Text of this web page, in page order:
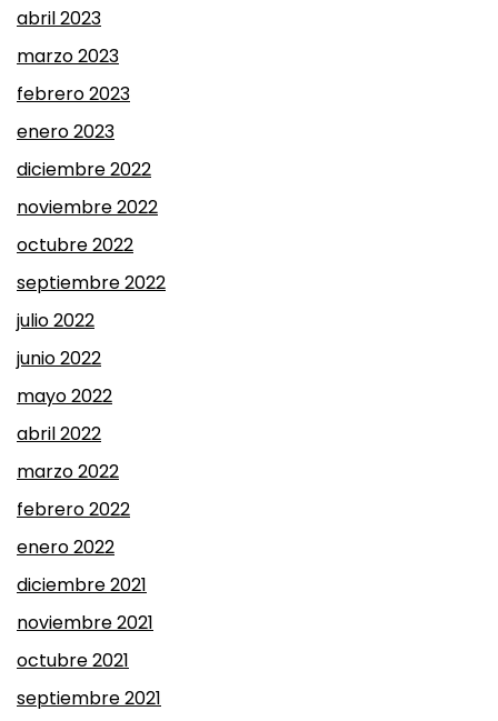
abril 2023
marzo 2023
febrero 2023
enero 2023
diciembre 2022
noviembre 2022
octubre 2022
septiembre 2022
julio 2022
junio 2022
mayo 2022
abril 2022
marzo 2022
febrero 2022
enero 2022
diciembre 2021
noviembre 2021
octubre 2021
septiembre 2021